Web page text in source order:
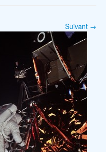
Suivant →